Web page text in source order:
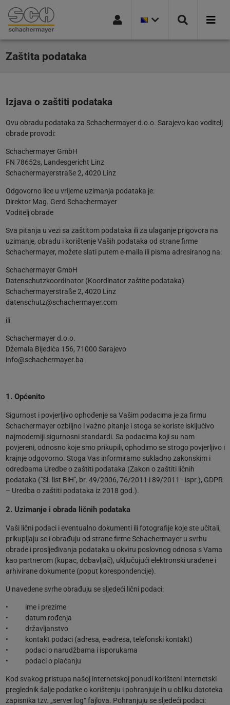
ZEMLJE:
Zaštita podataka
Izjava o zaštiti podataka
Ovu obradu podataka za Schachermayer d.o.o. Sarajevo kao voditelj
obrade provodi:
Schachermayer GmbH
FN 78652s, Landesgericht Linz
Schachermayerstraße 2, 4020 Linz
Odgovorno lice u vrijeme uzimanja podataka je:
Direktor Mag. Gerd Schachermayer
Voditelj obrade
Sva pitanja u vezi sa zaštitom podataka ili za ulaganje prigovora na
uzimanje, obradu i korištenje Vaših podataka od strane firme
Schachermayer, možete slati putem e-maila ili pisma adresiranog na:
Schachermayer GmbH
Datenschutzkoordinator (Koordinator zaštite podataka)
Schachermayerstraße 2, 4020 Linz
datenschutz@schachermayer.com
ili
Schachermayer d.o.o.
Džemala Bijedića 156, 71000 Sarajevo
info@schachermayer.ba
1. Općenito
Sigurnost i povjerljivo ophođenje sa Vašim podacima je za firmu
Schachermayer ozbiljno i važno pitanje i stoga se koriste isključivo
najmoderniji sigurnosni standardi. Sa podacima koji su nam
povjereni, odnosno koje smo prikupili, ophodimo se strogo povjerljivo i
krajnje odgovorno. Stoga Vas informiramo sukladno zakonskim i
odredbama Uredbe o zaštiti podataka (Zakon o zaštiti ličnih
podataka ("Sl. list BiH", br. 49/2006, 76/2011 i 89/2011 - ispr.), GDPR
– Uredba o zaštiti podataka iz 2018 god.).
2. Uzimanje i obrada ličnih podataka
Vaši lični podaci i eventualno dokumenti ili fotografije koje ste učitali,
prikupljaju se i obrađuju od strane firme Schachermayer u svrhu
obrade i prosljeđivanja podataka u okviru poslovnog odnosa s Vama
kao partnerom (kupac, dobavljač), uključujući elektronski urađene i
arhivirane dokumente (poput korespondencije).
U navedene svrhe obrađuju se sljedeći lični podaci:
• ime i prezime
• datum rođenja
• državljanstvo
• kontakt podaci (adresa, e-adresa, telefonski kontakt)
• podaci o narudžbama i isporukama
• podaci o plaćanju
Kod svakog pristupa našoj internetskoj ponudi korišteni internetski
preglednik šalje podatke o korištenju i pohranjuje ih u obliku datoteka
zapisnika tzv. „server log“ fajlova. Pohranjuju se sljedeći podaci: